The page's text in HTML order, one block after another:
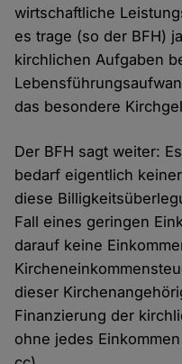
wirtschaftliche
es trage (so der BFH)
kirchlichen Aufgaben
das besondere
Der BFH sagt weiter:
bedarf eigentlich
diese
Fall eines geringen
darauf keine
dieser
Finanzierung der
ohne jedes